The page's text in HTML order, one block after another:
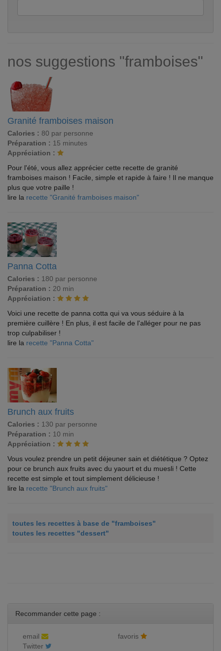
nos suggestions "framboises"
Granité framboises maison
Calories : 80 par personne
Préparation : 15 minutes
Appréciation :
Pour l'été, vous allez apprécier cette recette de granité
framboises maison ! Facile, simple et rapide à faire ! Il ne manque
plus que votre paille !
lire la recette "Granité framboises maison"
Panna Cotta
Calories : 180 par personne
Préparation : 20 min
Appréciation :
Voici une recette de panna cotta qui va vous séduire à la
première cuillère ! En plus, il est facile de l'alléger pour ne pas
trop culpabiliser !
lire la recette "Panna Cotta"
Brunch aux fruits
Calories : 130 par personne
Préparation : 10 min
Appréciation :
Vous voulez prendre un petit déjeuner sain et diététique ? Optez
pour ce brunch aux fruits avec du yaourt et du muesli ! Cette
recette est simple et tout simplement délicieuse !
lire la recette "Brunch aux fruits"
toutes les recettes à base de "framboises"
toutes les recettes "dessert"
Recommander cette page :
email
favoris
Twitter